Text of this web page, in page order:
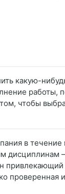
какую-
работы,
чтобы
в течение
дисциплинам
проверенная